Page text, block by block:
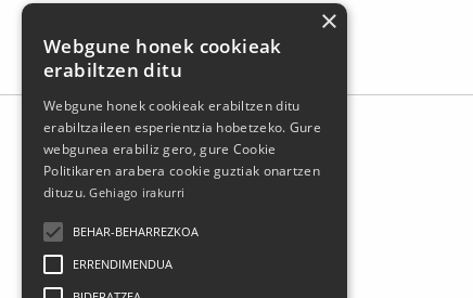
×
Webgune honek cookieak
erabiltzen ditu
Webgune honek cookieak erabiltzen ditu
erabiltzaileen esperientzia hobetzeko. Gure
webgunea erabiliz gero, gure Cookie
Politikaren arabera cookie guztiak onartzen
dituzu.Gehiago irakurri
BEHAR-BEHARREZKOA
ERRENDIMENDUA